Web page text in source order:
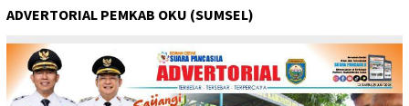
ADVERTORIAL PEMKAB OKU (SUMSEL)